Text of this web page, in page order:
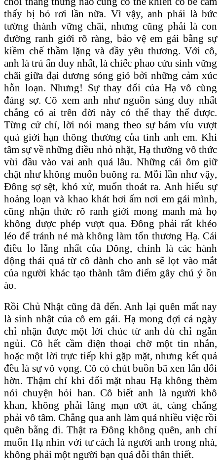
thấy bị bỏ rơi lần nữa. Vì vậy, anh phải là bức
tường thành vững chãi, nhưng cũng phải là con
đường ranh giới rõ ràng, bảo vệ em gái bằng sự
kiềm chế thầm lặng và đầy yêu thương. Với cô,
anh là trú ẩn duy nhất, là chiếc phao cứu sinh vững
chãi giữa đại dương sóng gió bởi những cảm xúc
hỗn loạn. Nhưng! Sự thay đổi của Hạ vô cùng
đáng sợ. Cô xem anh như nguồn sáng duy nhất
chẳng có ai trên đời này có thể thay thế được.
Từng cử chỉ, lời nói mang theo sự bám víu vượt
quá giới hạn thông thường của tình anh em. Khi
tâm sự về những điều nhỏ nhặt, Hạ thường vô thức
vùi đầu vào vai anh quá lâu. Những cái ôm giữ
chặt như không muốn buông ra. Mỗi lần như vậy,
Đông sợ sệt, khó xử, muốn thoát ra. Anh hiểu sự
hoảng loạn và khao khát hơi ấm nơi em gái mình,
cũng nhận thức rõ ranh giới mong manh mà họ
không được phép vượt qua. Đông phải rất khéo
léo để tránh né mà không làm tổn thương Hạ. Cái
điều lo lắng nhất của Đông, chính là các hành
động thái quá từ cô dành cho anh sẽ lọt vào mắt
của người khác tạo thành tâm điểm gây chú ý ồn
ào.
Rồi Chủ Nhật cũng đã đến. Anh lại quên mất nay
là sinh nhật của cô em gái. Hạ mong đợi cả ngày
chỉ nhận được một lời chúc từ anh dù chỉ ngắn
ngủi. Cô hết cầm điện thoại chờ một tin nhắn,
hoặc một lời trực tiếp khi gặp mặt, nhưng kết quả
đều là sự vô vọng. Cô có chút buồn bã xen lẫn dỗi
hờn. Thậm chí khi đối mặt nhau Hạ không thèm
nói chuyện hỏi han. Cô biết anh là người khô
khan, không phải lãng mạn ướt át, càng chẳng
phải vô tâm. Chẳng qua anh làm quá nhiều việc rồi
quên bẵng đi. Thật ra Đông không quên, anh chỉ
muốn Hạ nhìn với tư cách là người anh trong nhà,
không phải một người bạn quá đỗi thân thiết.